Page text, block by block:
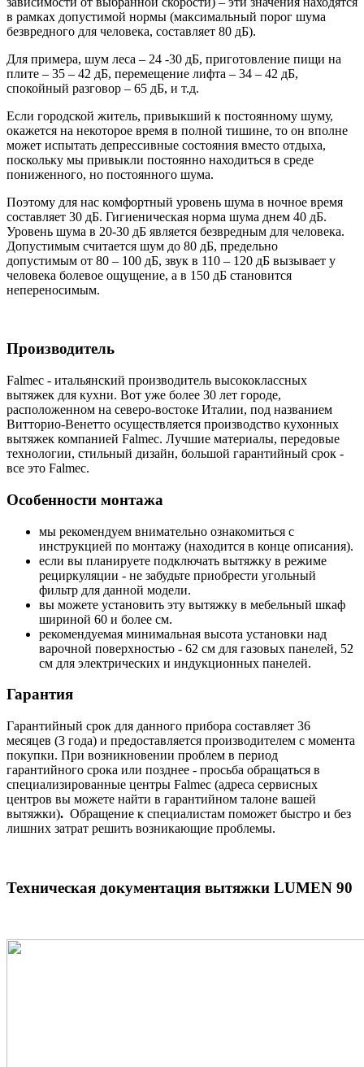
в рамках допустимой нормы (максимальный порог шума
безвредного для человека, составляет 80 дБ).
Для примера, шум леса – 24 -30 дБ, приготовление пищи на
плите – 35 – 42 дБ, перемещение лифта – 34 – 42 дБ,
спокойный разговор – 65 дБ, и т.д.
Если городской житель, привыкший к постоянному шуму,
окажется на некоторое время в полной тишине, то он вполне
может испытать депрессивные состояния вместо отдыха,
поскольку мы привыкли постоянно находиться в среде
пониженного, но постоянного шума.
Поэтому для нас комфортный уровень шума в ночное время
составляет 30 дБ. Гигиеническая норма шума днем 40 дБ.
Уровень шума в 20-30 дБ является безвредным для человека.
Допустимым считается шум до 80 дБ, предельно
допустимым от 80 – 100 дБ, звук в 110 – 120 дБ вызывает у
человека болевое ощущение, а в 150 дБ становится
непереносимым.
Производитель
Falmec - итальянский производитель высококлассных
вытяжек для кухни. Вот уже более 30 лет городе,
расположенном на северо-востоке Италии, под названием
Витторио-Венетто осуществляется производство кухонных
вытяжек компанией Falmec. Лучшие материалы, передовые
технологии, стильный дизайн, большой гарантийный срок -
все это Falmec.
Особенности монтажа
мы рекомендуем внимательно ознакомиться с
инструкцией по монтажу (находится в конце описания).
если вы планируете подключать вытяжку в режиме
рециркуляции - не забудьте приобрести угольный
фильтр для данной модели.
вы можете установить эту вытяжку в мебельный шкаф
шириной 60 и более см.
рекомендуемая минимальная высота установки над
варочной поверхностью - 62 см для газовых панелей, 52
см для электрических и индукционных панелей.
Гарантия
Гарантийный срок для данного прибора составляет 36
месяцев (3 года) и предоставляется производителем с момента
покупки. При возникновении проблем в период
гарантийного срока или позднее - просьба обращаться в
специализированные центры Falmec (адреса сервисных
центров вы можете найти в гарантийном талоне вашей
вытяжки). Обращение к специалистам поможет быстро и без
лишних затрат решить возникающие проблемы.
Техническая документация вытяжки LUMEN 90